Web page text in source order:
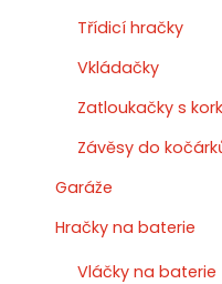
Třídicí hračky
Vkládačky
Zatloukačky s
Závěsy do
Garáže
Hračky na baterie
Vláčky na baterie